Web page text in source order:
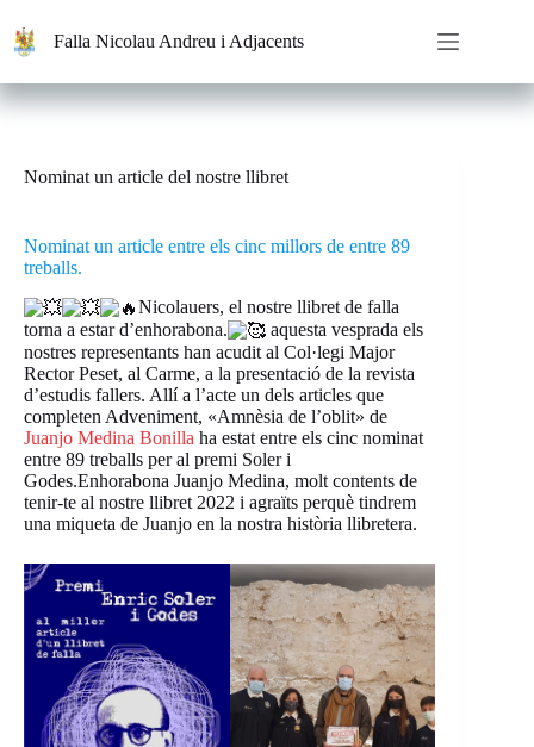
contenido
Falla Nicolau Andreu i Adjacents
Nominat un article del nostre llibret
Nominat un article entre els cinc millors de entre 89
treballs.
Nicolauers, el nostre llibret de falla
torna a estar d’enhorabona.
aquesta vesprada els
nostres representants han acudit al Col·legi Major
Rector Peset, al Carme, a la presentació de la revista
d’estudis fallers. Allí a l’acte un dels articles que
completen Adveniment, «Amnèsia de l’oblit» de
Juanjo Medina Bonilla ha estat entre els cinc nominat
entre 89 treballs per al premi Soler i
Godes.Enhorabona Juanjo Medina, molt contents de
tenir-te al nostre llibret 2022 i agraïts perquè tindrem
una miqueta de Juanjo en la nostra història llibretera.